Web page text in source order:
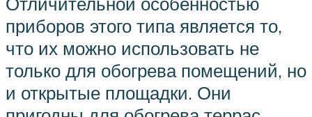
приборов этого типа является то,
что их можно использовать не
только для обогрева помещений, но
и открытые площадки. Они